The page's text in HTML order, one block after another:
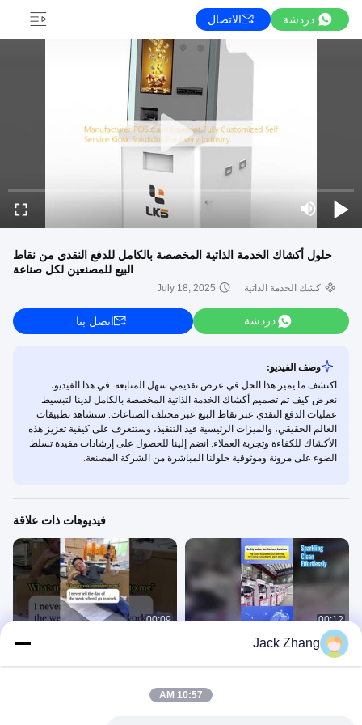
دردشة الاتصال
حلول أكشاك الخدمة الذاتية المخصصة بالكامل للدفع النقدي من نقاط
البيع للمصنعين لكل صناعة
كشك الخدمة الذاتية July 18, 2025
دردشة اتصل بنا
وصف الفيديو:
اكتشف ما يميز هذا الحل في عرض تقديمي سهل المتابعة. في هذا الفيديو،
نعرض كيف تم تصميم أكشاك الخدمة الذاتية المخصصة بالكامل لدينا لتبسيط
عمليات الدفع النقدي عبر نقاط البيع عبر مختلف الصناعات. ستشاهد تطبيقات
العالم الحقيقي، والميزات الرئيسية قيد التنفيذ، وستتعرف على كيفية تعزيز هذه
الأكشاك للكفاءة وتجربة العملاء. انضم إلينا للحصول على إرشادات مفيدة تسلط
الضوء على مرونة وموثوقية حلولنا المباشرة من الشركة المصنعة.
فيديوهات ذات علاقة
00:12
الجودة والخدمة: العمود الفقري للأعمال
نحن بحاجة إلى تركيز جهودنا على إصلاح
00:09
دراسة حالة العملاء: نظام إدارة الزوار
September 25, 2025
Jack Zhang
10:57 AM